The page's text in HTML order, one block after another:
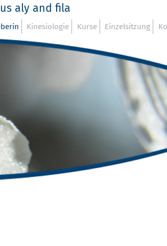
aly and fila
Kinesiologie Kurse Einzelsitzung